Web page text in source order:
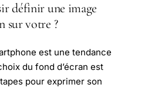
définir une image
sur votre ?
est une tendance
du fond d’écran est
pour exprimer son